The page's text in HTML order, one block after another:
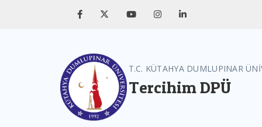
T.C. KÜTAHYA DUMLUPINAR
Tercihim DPÜ